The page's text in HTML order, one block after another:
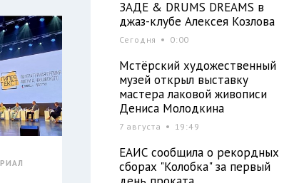
ЗАДЕ & DRUMS DREAMS в
джаз-клубе Алексея Козлова
Сегодня 0:00
Мстёрский художественный
музей открыл выставку
мастера лаковой живописи
Дениса Молодкина
7 августа 19:49
ЕАИС сообщила о рекордных
сборах "Колобка" за первый